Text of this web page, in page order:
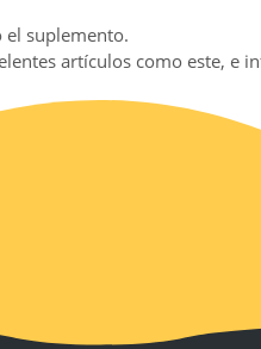
suplemento.
artículos como este, e